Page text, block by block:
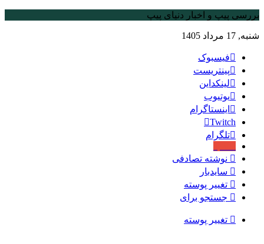
بررسی پیپ و اخبار دنیای پیپ
شنبه, 17 مرداد 1405
فیسبوک
پینتریست
لینکداین
یوتیوب
اینستاگرام
Twitch
تلگرام
نوشته تصادفی
سایدبار
تغییر پوسته
جستجو برای
تغییر پوسته